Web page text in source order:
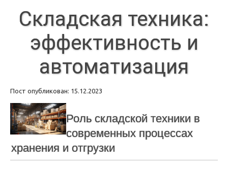
Складская техника:
эффективность и
автоматизация
Пост опубликован: 15.12.2023
Роль складской техники в
современных процессах
хранения и отгрузки